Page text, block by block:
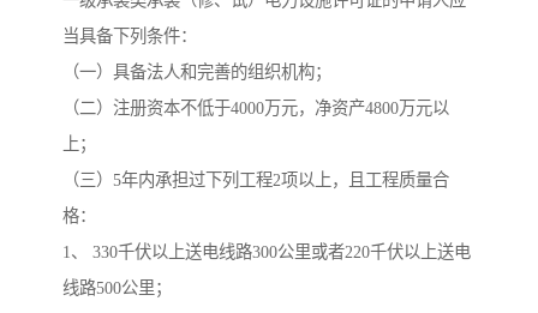
当具备下列条件：
（一）具备法人和完善的组织机构；
（二）注册资本不低于4000万元，净资产4800万元以
上；
（三）5年内承担过下列工程2项以上，且工程质量合
格：
1、 330千伏以上送电线路300公里或者220千伏以上送电
线路500公里；